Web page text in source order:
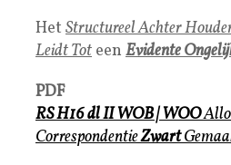
Het Structureel Achter
Leidt Tot een Evidente
PDF
RS H16 dl II WOB | WOO
CorrespondentieZwart